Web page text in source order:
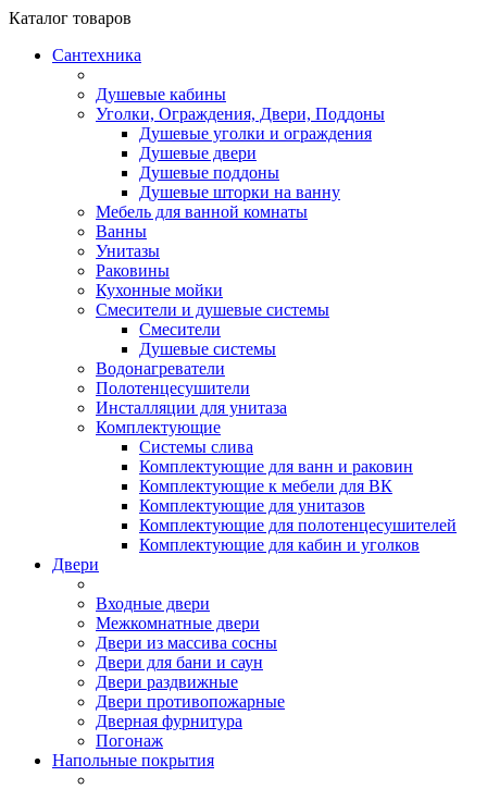
Каталог товаров
Сантехника
Душевые кабины
Уголки, Ограждения, Двери, Поддоны
Душевые уголки и ограждения
Душевые двери
Душевые поддоны
Душевые шторки на ванну
Мебель для ванной комнаты
Ванны
Унитазы
Раковины
Кухонные мойки
Смесители и душевые системы
Смесители
Душевые системы
Водонагреватели
Полотенцесушители
Инсталляции для унитаза
Комплектующие
Системы слива
Комплектующие для ванн и раковин
Комплектующие к мебели для ВК
Комплектующие для унитазов
Комплектующие для полотенцесушителей
Комплектующие для кабин и уголков
Двери
Входные двери
Межкомнатные двери
Двери из массива сосны
Двери для бани и саун
Двери раздвижные
Двери противопожарные
Дверная фурнитура
Погонаж
Напольные покрытия